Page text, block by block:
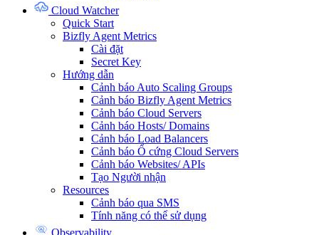
Cloud Watcher
Quick Start
Bizfly Agent Metrics
Cài đặt
Secret Key
Hướng dẫn
Cảnh báo Auto Scaling Groups
Cảnh báo Bizfly Agent Metrics
Cảnh báo Cloud Servers
Cảnh báo Hosts/ Domains
Cảnh báo Load Balancers
Cảnh báo Ổ cứng Cloud Servers
Cảnh báo Websites/ APIs
Tạo Người nhận
Resources
Cảnh báo qua SMS
Tính năng có thể sử dụng
Observability